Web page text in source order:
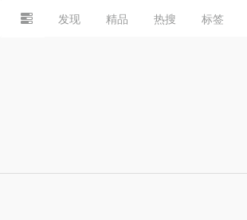
发现 精品 热搜 标签